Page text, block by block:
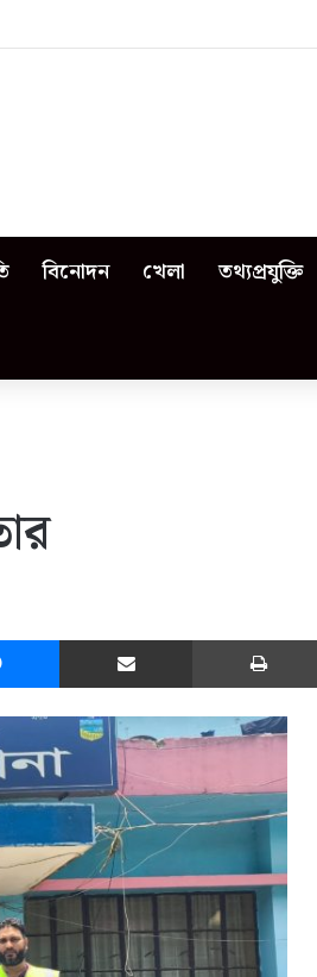
বিনোদন খেলা তথ্যপ্রযুক্তি
Messenger Share via Email